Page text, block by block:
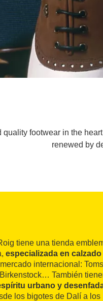
quality footwear in the
renewed by
tiene una tienda
especializada en calzado
internacional:
También
urbano y
los bigotes de Dalí a los